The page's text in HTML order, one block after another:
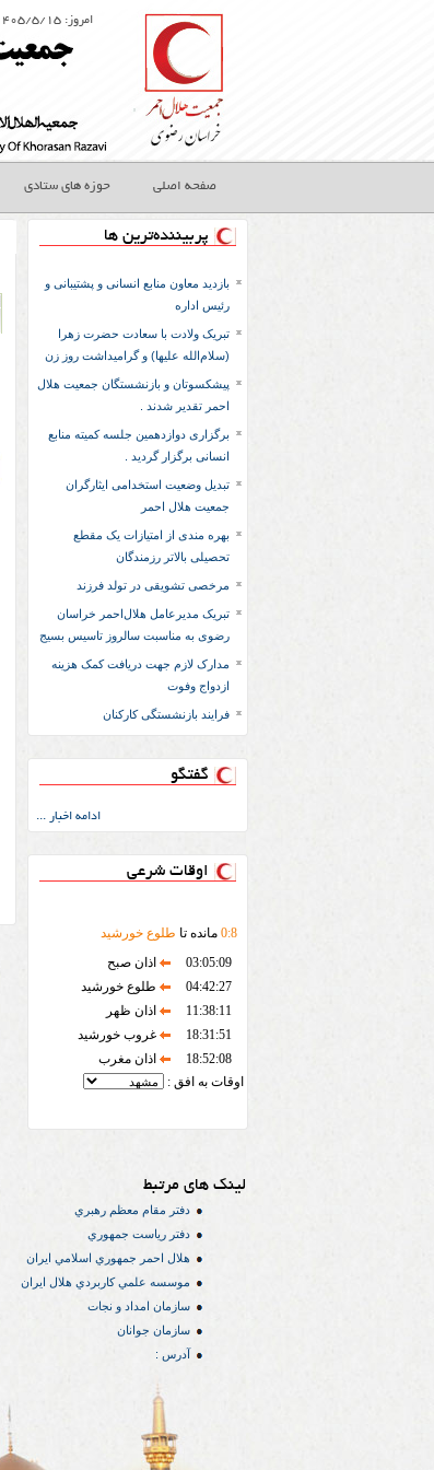
امروز: ۱۴۰۵/۵/۱۵
صفحه اصلی حوزه های ستادی
پربیننده‌ترین ها
بازدید معاون منابع انسانی و پشتیبانی و
رئیس اداره
تبریک ولادت با سعادت حضرت زهرا
(سلام‌الله علیها) و گرامیداشت روز زن
پیشکسوتان و بازنشستگان جمعیت هلال
احمر تقدیر شدند .
برگزاری دوازدهمین جلسه کمیته منابع
انسانی برگزار گردید .
تبدیل وضعیت استخدامی ایثارگران
جمعیت هلال احمر
بهره مندی از امتیازات یک مقطع
تحصیلی بالاتر رزمندگان
مرخصی تشویقی در تولد فرزند
تبریک مدیرعامل هلال‌احمر خراسان
رضوی به مناسبت سالروز تاسیس بسیج
مدارک لازم جهت دريافت کمک هزينه
ازدواج وفوت
فرایند بازنشستگی کارکنان
گفتگو
ادامه اخبار ...
اوقات شرعی
0:8 مانده تا طلوع خورشید
03:05:09
اذان صبح
04:42:27
طلوع خورشید
11:38:11
اذان ظهر
18:31:51
غروب خورشید
18:52:08
اذان مغرب
اوقات به افق :
لینک های مرتبط
دفتر مقام معظم رهبري
دفتر رياست جمهوري
هلال احمر جمهوري اسلامي ايران
موسسه علمي كاربردي هلال ایران
سازمان امداد و نجات
سازمان جوانان
آدرس :